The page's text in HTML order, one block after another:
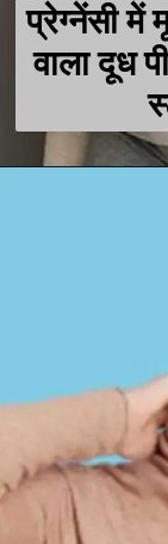
प्रेग्नेंसी
वाला दूध